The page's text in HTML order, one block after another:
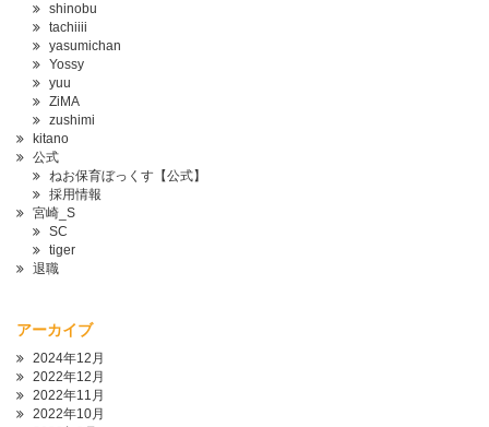
shinobu
tachiiii
yasumichan
Yossy
yuu
ZiMA
zushimi
kitano
公式
ねお保育ぼっくす【公式】
採用情報
宮崎_S
SC
tiger
退職
アーカイブ
2024年12月
2022年12月
2022年11月
2022年10月